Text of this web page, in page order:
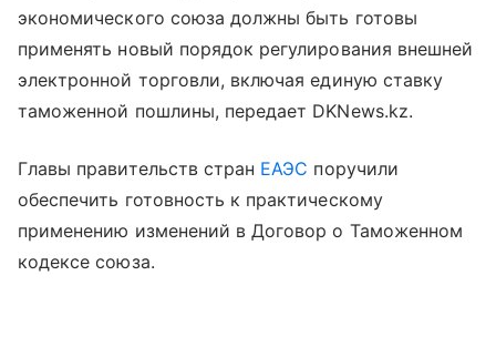
экономического союза должны быть готовы
применять новый порядок регулирования внешней
электронной торговли, включая единую ставку
таможенной пошлины, передает DKNews.kz.
Главы правительств стран ЕАЭС поручили
обеспечить готовность к практическому
применению изменений в Договор о Таможенном
кодексе союза.